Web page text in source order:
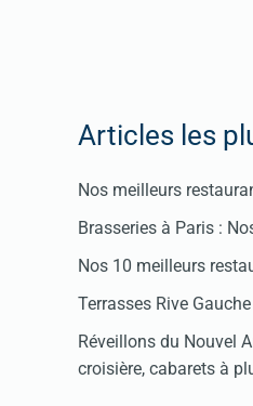
Articles les
Nos meilleurs
Brasseries à Paris :
Nos 10 meilleurs
Terrasses Rive Gauche
Réveillons du Nouvel
croisière, cabarets à